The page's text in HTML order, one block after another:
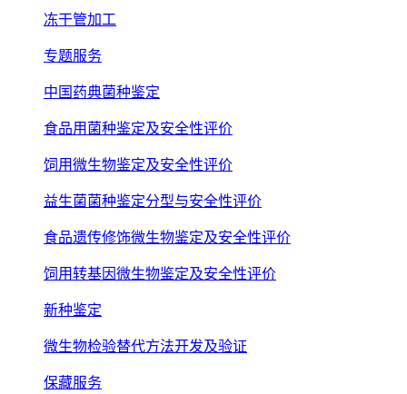
冻干管加工
专题服务
中国药典菌种鉴定
食品用菌种鉴定及安全性评价
饲用微生物鉴定及安全性评价
益生菌菌种鉴定分型与安全性评价
食品遗传修饰微生物鉴定及安全性评价
饲用转基因微生物鉴定及安全性评价
新种鉴定
微生物检验替代方法开发及验证
保藏服务